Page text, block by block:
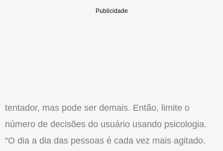
tentador, mas pode ser demais. Então, limite o
número de decisões do usuário usando psicologia.
“O dia a dia das pessoas é cada vez mais agitado.